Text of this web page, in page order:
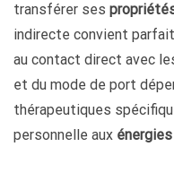
transférer ses
indirecte convient
au contact direct avec
et du mode de port
thérapeutiques
personnelle aux énergies